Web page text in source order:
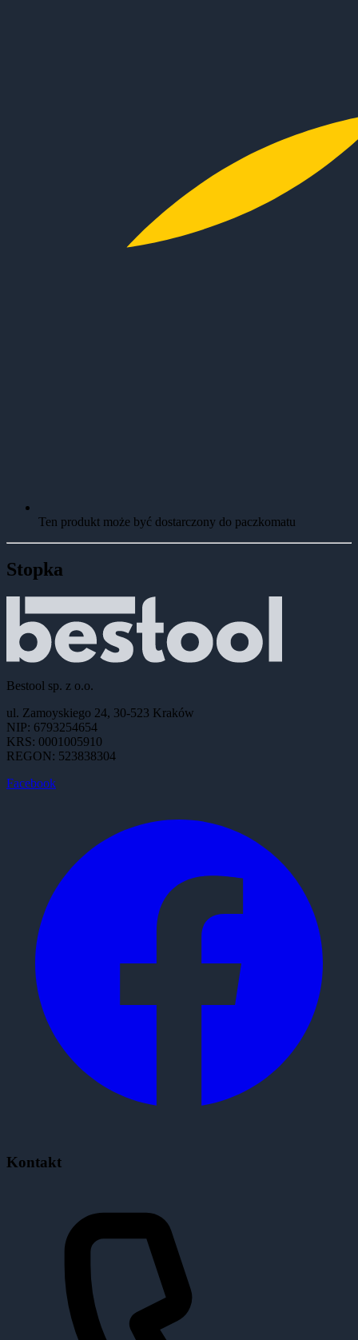
Ten produkt może być dostarczony do paczkomatu
Stopka
Bestool sp. z o.o.
ul. Zamoyskiego 24, 30-523 Kraków
NIP: 6793254654
KRS: 0001005910
REGON: 523838304
Facebook
Kontakt